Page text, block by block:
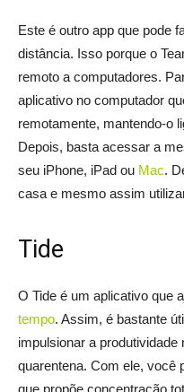
Este é outro app que pode
distância. Isso porque o
remoto a computadores.
aplicativo no computador
remotamente, mantendo-o
Depois, basta acessar a
seu iPhone, iPad ou Mac.
casa e mesmo assim
Tide
O Tide é um aplicativo que
tempo. Assim, é bastante
impulsionar a produtividade
quarentena. Com ele, você